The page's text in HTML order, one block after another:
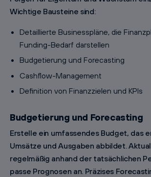
Wichtige Bausteine sind:
Detaillierte Businesspläne, die
Funding-Bedarf darstellen
Budgetierung und Forecasting
Cashflow-Management
Definition von Finanzzielen und KPIs
Budgetierung und Forecasting
Erstelle ein umfassendes Budget, das
Umsätze und Ausgaben abbildet.
regelmäßig anhand der tatsächlichen
passe Prognosen an. Präzises